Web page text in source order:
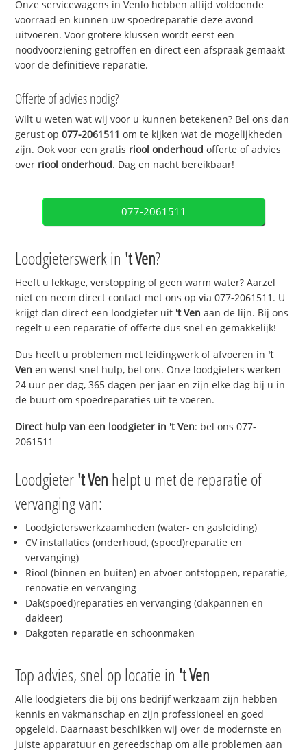
Onze servicewagens in Venlo hebben altijd voldoende
voorraad en kunnen uw spoedreparatie deze avond
uitvoeren. Voor grotere klussen wordt eerst een
noodvoorziening getroffen en direct een afspraak gemaakt
voor de definitieve reparatie.
Offerte of advies nodig?
Wilt u weten wat wij voor u kunnen betekenen? Bel ons dan
gerust op077-2061511 om te kijken wat de mogelijkheden
zijn. Ook voor een gratis riool onderhoud offerte of advies
over riool onderhoud. Dag en nacht bereikbaar!
077-2061511
Loodgieterswerk in 't Ven?
Heeft u lekkage, verstopping of geen warm water? Aarzel
niet en neem direct contact met ons op via 077-2061511. U
krijgt dan direct een loodgieter uit 't Ven aan de lijn. Bij ons
regelt u een reparatie of offerte dus snel en gemakkelijk!
Dus heeft u problemen met leidingwerk of afvoeren in 't
Ven en wenst snel hulp, bel ons. Onze loodgieters werken
24 uur per dag, 365 dagen per jaar en zijn elke dag bij u in
de buurt om spoedreparaties uit te voeren.
Direct hulp van een loodgieter in 't Ven: bel ons 077-
2061511
Loodgieter't Ven helpt u met de reparatie of
vervanging van:
Loodgieterswerkzaamheden (water- en gasleiding)
CV installaties (onderhoud, (spoed)reparatie en
vervanging)
Riool (binnen en buiten) en afvoer ontstoppen, reparatie,
renovatie en vervanging
Dak(spoed)reparaties en vervanging (dakpannen en
dakleer)
Dakgoten reparatie en schoonmaken
Top advies, snel op locatie in 't Ven
Alle loodgieters die bij ons bedrijf werkzaam zijn hebben
kennis en vakmanschap en zijn professioneel en goed
opgeleid. Daarnaast beschikken wij over de modernste en
juiste apparatuur en gereedschap om alle problemen aan